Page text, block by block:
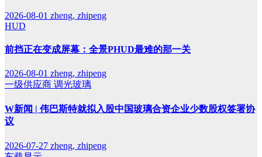
2026-08-01 zheng, zhipeng
HUD
前挡正在变成屏幕：全景PHUD最难的那一关
2026-08-01 zheng, zhipeng
一级供应商 调光玻璃
W新闻 | 伟巴斯特就拟入股中国玻璃合资企业少数股权签署协
议
2026-07-27 zheng, zhipeng